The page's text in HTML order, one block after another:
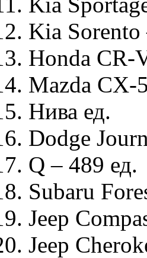
Kia Sorento
Honda CR-
Mazda CX-
Нива ед.
Dodge
Q – 489 ед.
Subaru
Jeep
Jeep